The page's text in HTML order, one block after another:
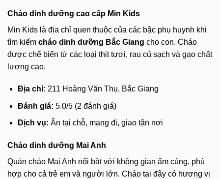
Cháo dinh dưỡng cao cấp Min Kids
Min Kids là địa chỉ quen thuộc của các bậc phụ huynh khi
tìm kiếm cháo dinh dưỡng Bắc Giang cho con. Cháo
được chế biến từ các loại thịt tươi, rau củ sạch và gạo chất
lượng cao.
Địa chỉ: 211 Hoàng Văn Thụ, Bắc Giang
Đánh giá: 5.0/5 (2 đánh giá)
Dịch vụ: Ăn tại chỗ, mang đi, giao tận nơi
Cháo dinh dưỡng Mai Anh
Quán cháo Mai Anh nổi bật với không gian ấm cúng, phù
hợp cho cả trẻ em và người lớn. Cháo tại đây có hương vị